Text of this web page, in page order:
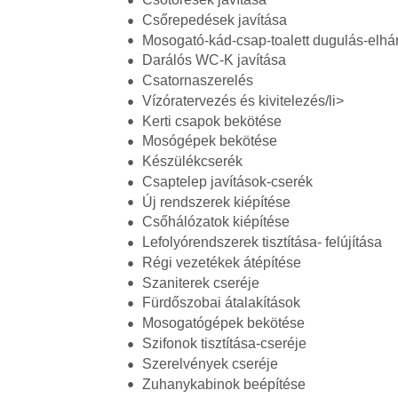
Csőrepedések javítása
Mosogató-kád-csap-toalett dugulás-
Darálós WC-K javítása
Csatornaszerelés
Vízóratervezés és kivitelezés/li>
Kerti csapok bekötése
Mosógépek bekötése
Készülékcserék
Csaptelep javítások-cserék
Új rendszerek kiépítése
Csőhálózatok kiépítése
Lefolyórendszerek tisztítása- felújítása
Régi vezetékek átépítése
Szaniterek cseréje
Fürdőszobai átalakítások
Mosogatógépek bekötése
Szifonok tisztítása-cseréje
Szerelvények cseréje
Zuhanykabinok beépítése